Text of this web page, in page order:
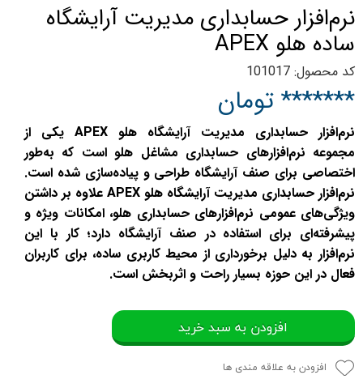
نرم‌افزار حسابداری مدیریت آرایشگاه
ساده هلو APEX
کد محصول: 101017
******* تومان
نرم‌افزار حسابداری مدیریت آرایشگاه هلو APEX یکی از
مجموعه نرم‌افزارهای حسابداری مشاغل هلو است که به‌طور
اختصاصی برای صنف آرایشگاه طراحی و پیاده‌سازی شده است.
نرم‌افزار حسابداری مدیریت آرایشگاه هلو APEX علاوه بر داشتن
ویژگی‌های عمومی نرم‌افزارهای حسابداری هلو، امکانات ویژه و
پیشرفته‌ای برای استفاده در صنف آرایشگاه دارد؛ کار با این
نرم‌افزار به دلیل برخورداری از محیط کاربری ساده، برای کاربران
فعال در این حوزه بسیار راحت و اثربخش است.
افزودن به سبد خرید
افزودن به علاقه مندی ها